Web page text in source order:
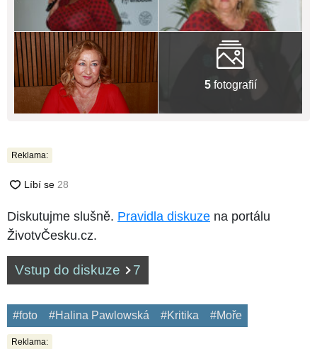
5fotografií
Reklama:
Diskutujme slušně. Pravidla diskuze na portálu
ŽivotvČesku.cz.
Vstup do diskuze 7
#foto #Halina Pawlowská #Kritika #Moře
Reklama: